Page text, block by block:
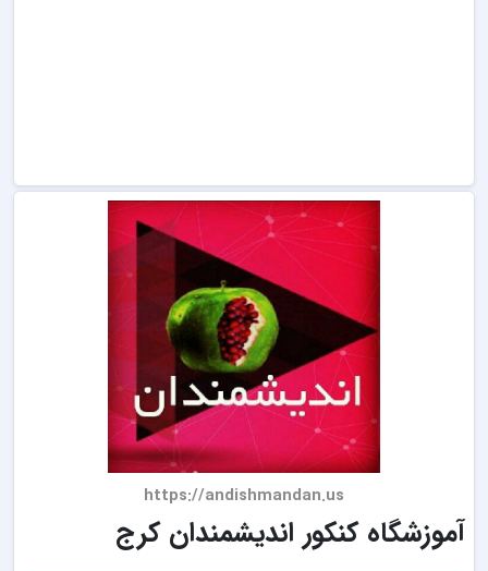
https://andishmandan.us
آموزشگاه کنکور اندیشمندان کرج